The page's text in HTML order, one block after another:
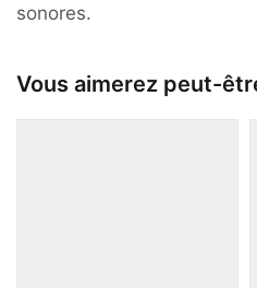
sonores.
Vous aimerez peut-